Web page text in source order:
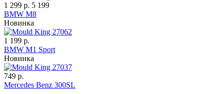
1 299 р. 5 199
BMW M8
Новинка
1 199 р.
BMW M1 Sport
Новинка
749 р.
Mercedes Benz 300SL